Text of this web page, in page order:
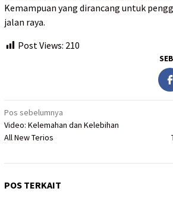
Kemampuan yang dirancang untuk
jalan raya.
Post Views: 210
Navigasi
pos
Pos sebelumnya
Video: Kelemahan dan Kelebihan
All New Terios
POS TERKAIT